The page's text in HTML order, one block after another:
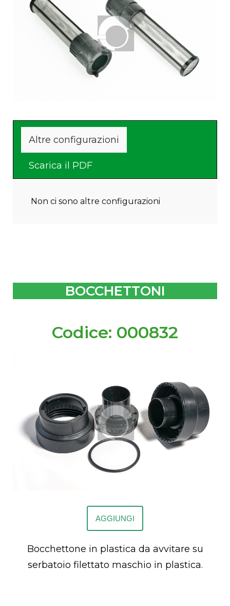
Altre configurazioni
Scarica il PDF
Non ci sono altre configurazioni
BOCCHETTONI
Codice: 000832
AGGIUNGI
Bocchettone in plastica da avvitare su
serbatoio filettato maschio in plastica.